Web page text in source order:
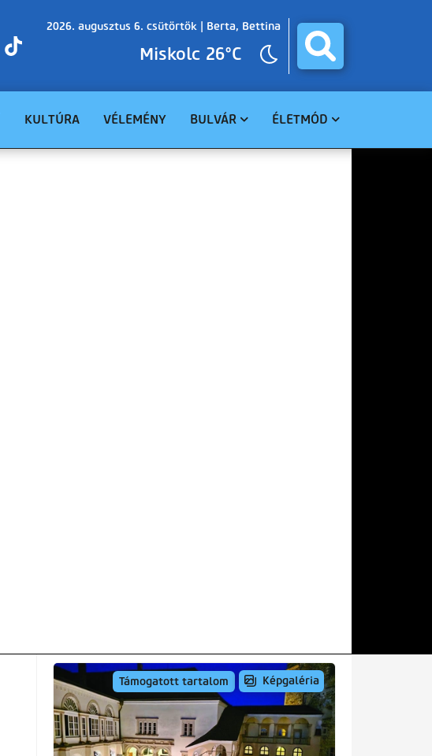
2026. augusztus 6. csütörtök | Berta, Bettina
Miskolc 26°C
KULTÚRA VÉLEMÉNY BULVÁR
BALESET
ÉLETMÓD
GASZTRO
Támogatott tartalom Képgaléria